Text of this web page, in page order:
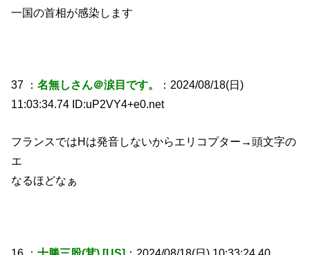
一国の首相が感染します
37 ：名無しさん＠涙目です。
：2024/08/18(日)
11:03:34.74 ID:uP2VY4+e0.net
フランスではHは発音しないからエリコプター→頭文字の
エ
なるほどなぁ